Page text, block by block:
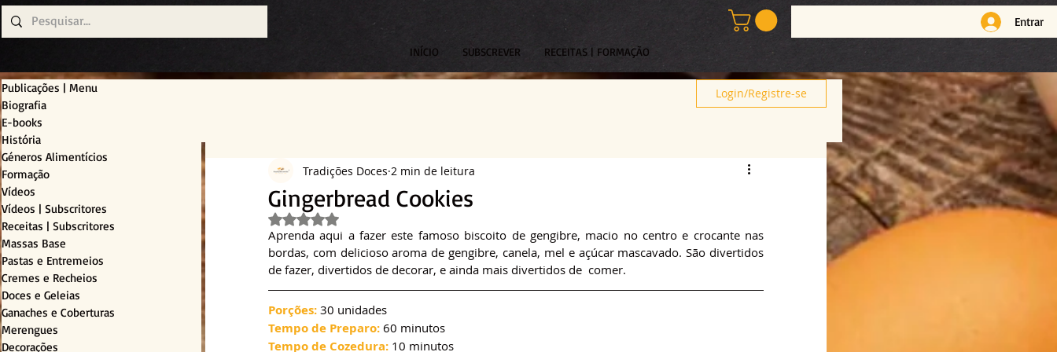
Entrar
INÍCIO SUBSCREVER RECEITAS | FORMAÇÃO
Publicações | Menu
Biografia
E-books
História
Géneros Alimentícios
Formação
Vídeos
Vídeos | Subscritores
Receitas | Subscritores
Massas Base
Pastas e Entremeios
Cremes e Recheios
Doces e Geleias
Ganaches e Coberturas
Merengues
Decorações
Login/Registre-se
Gingerbread Cookies
Tradições Doces 2 min de leitura
Avaliado com NaN de 5 estrelas.
Aprenda aqui a fazer este famoso biscoito de gengibre, macio no centro e crocante nas
bordas, com delicioso aroma de gengibre, canela, mel e açúcar mascavado. São divertidos
de fazer, divertidos de decorar, e ainda mais divertidos de  comer.
Porções: 30 unidades
Tempo de Preparo: 60 minutos
Tempo de Cozedura: 10 minutos